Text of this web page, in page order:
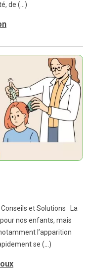
de (...)
Conseils et Solutions La
nos enfants, mais
l’apparition
se (...)